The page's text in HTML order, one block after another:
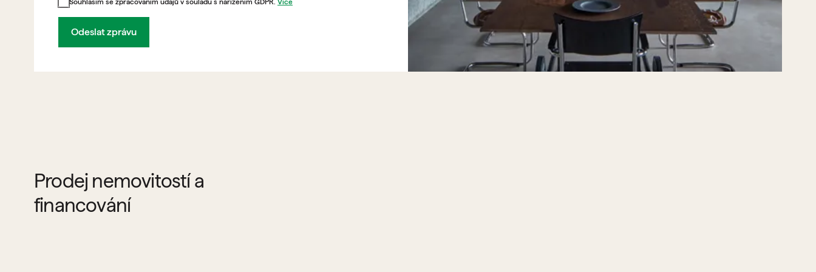
Odeslat zprávu
Prodej nemovitostí a
financování